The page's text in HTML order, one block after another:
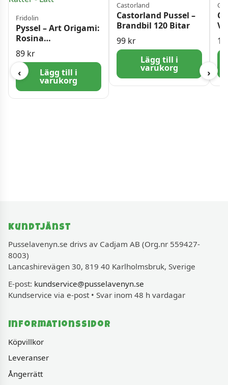
‹
Fridolin
Pyssel – Art Origami:
Rosina
Wachtmeister Katter
– Lätt
89 kr
Lägg till i
varukorg
Castorland
Castorland Pussel –
Brandbil 120 Bitar
99 kr
Lägg till i
varukorg ›
Kundtjänst
Pusselavenyn.se drivs av Cadjam AB (Org.nr 559427-
8003)
Lancashirevägen 30, 819 40 Karlholmsbruk, Sverige
E-post: kundservice@pusselavenyn.se
Kundservice via e-post • Svar inom 48 h vardagar
Informationssidor
Köpvillkor
Leveranser
Ångerrätt